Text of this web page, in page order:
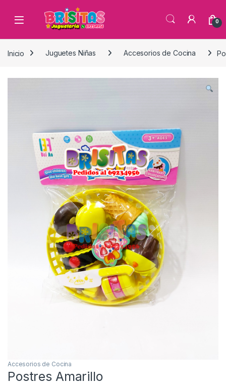
0
Inicio Juguetes Niñas Accesorios de Cocina
Accesorios de Cocina
Postres Amarillo